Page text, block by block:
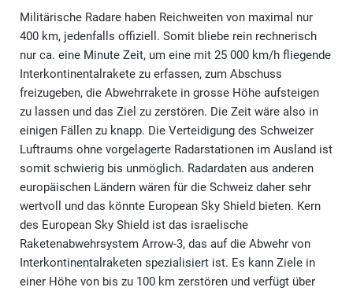
Militärische Radare haben Reichweiten von maximal nur
400 km, jedenfalls offiziell. Somit bliebe rein rechnerisch
nur ca. eine Minute Zeit, um eine mit 25 000 km/h fliegende
Interkontinentalrakete zu erfassen, zum Abschuss
freizugeben, die Abwehrrakete in grosse Höhe aufsteigen
zu lassen und das Ziel zu zerstören. Die Zeit wäre also in
einigen Fällen zu knapp. Die Verteidigung des Schweizer
Luftraums ohne vorgelagerte Radarstationen im Ausland ist
somit schwierig bis unmöglich. Radardaten aus anderen
europäischen Ländern wären für die Schweiz daher sehr
wertvoll und das könnte European Sky Shield bieten. Kern
des European Sky Shield ist das israelische
Raketenabwehrsystem Arrow-3, das auf die Abwehr von
Interkontinentalraketen spezialisiert ist. Es kann Ziele in
einer Höhe von bis zu 100 km zerstören und verfügt über